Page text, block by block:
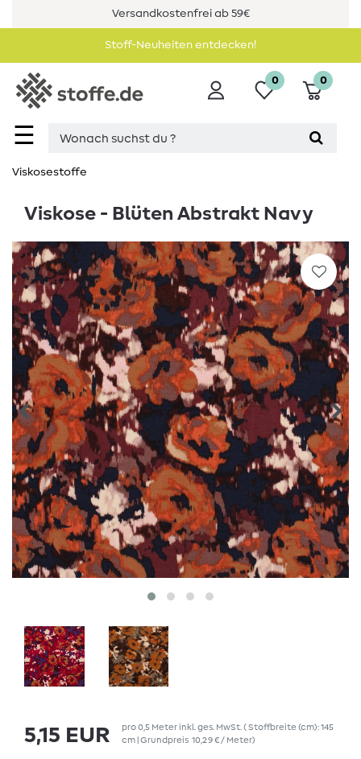
Versandkostenfrei ab 59€
Stoff-Neuheiten entdecken!
☰
0 0
Viskosestoffe
Viskose - Blüten Abstrakt Navy
5,15 EUR pro0,5 Meterinkl. ges. MwSt. ( Stoffbreite (cm): 145
cm | Grundpreis 10,29 € / Meter)